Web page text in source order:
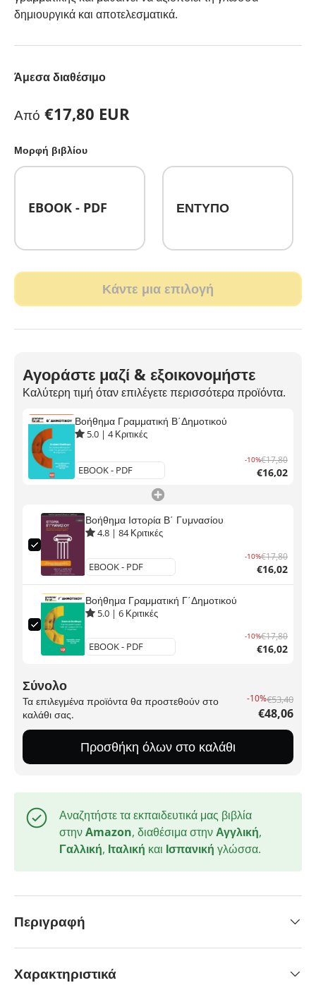
δημιουργικά και αποτελεσματικά.
Άμεσα διαθέσιμο
Κανονική τιμή
Από €17,80 EUR
Μορφή βιβλίου
EBOOK - PDF ΕΝΤΥΠΟ
Κάντε μια επιλογή
Αγοράστε μαζί & εξοικονομήστε
Καλύτερη τιμή όταν επιλέγετε περισσότερα προϊόντα.
Βοήθημα Γραμματική Β΄Δημοτικού
5.0| 4Κριτικές
-10%€17,80
€16,02
Βοήθημα Ιστορία Β΄ Γυμνασίου
4.8| 84Κριτικές
-10%€17,80
€16,02
Βοήθημα Γραμματική Γ΄Δημοτικού
5.0| 6Κριτικές
-10%€17,80
€16,02
Σύνολο
Τα επιλεγμένα προϊόντα θα προστεθούν στο
καλάθι σας.
-10%€53,40
€48,06
Προσθήκη όλων στο καλάθι
Αναζητήστε τα εκπαιδευτικά μας βιβλία
στηνAmazon, διαθέσιμα στηνΑγγλική,
Γαλλική, Ιταλική και Ισπανική γλώσσα.
Περιγραφή
Χαρακτηριστικά